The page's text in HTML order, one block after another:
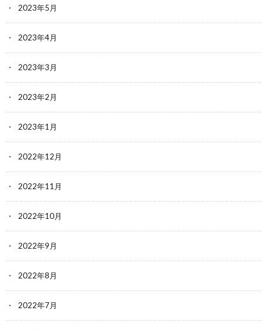
2023年5月
2023年4月
2023年3月
2023年2月
2023年1月
2022年12月
2022年11月
2022年10月
2022年9月
2022年8月
2022年7月